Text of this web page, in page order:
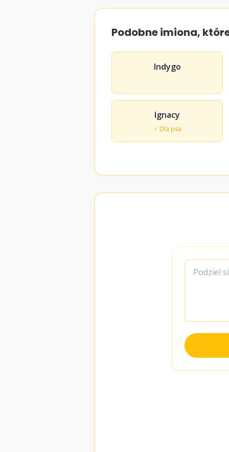
Podobne imiona,
Indygo
Ignacy
♂ Dla psa